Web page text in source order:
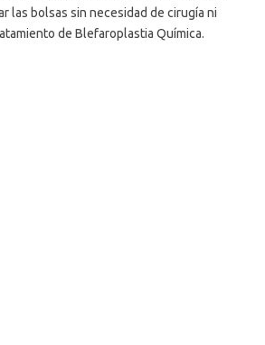
las bolsas sin necesidad de cirugía ni
de Blefaroplastia Química.